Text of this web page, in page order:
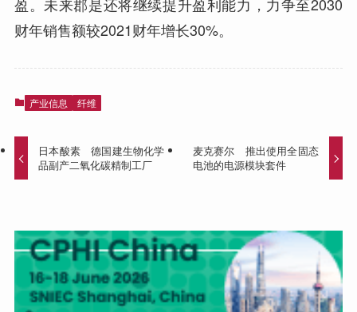
财年销售额较2021财年增长30%。
产业信息 纤维
日本酸素 德国建生物化学
品副产二氧化碳精制工厂
麦克赛尔 推出使用全固态
电池的电源模块套件